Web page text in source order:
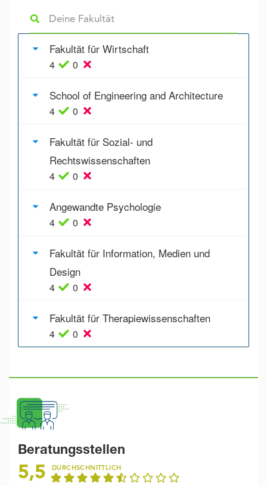
Fakultät für Wirtschaft
4 0
School of Engineering and Architecture
4 0
Fakultät für Sozial- und
Rechtswissenschaften
4 0
Angewandte Psychologie
4 0
Fakultät für Information, Medien und
Design
4 0
Fakultät für Therapiewissenschaften
4 0
Beratungsstellen
5,5 DURCHSCHNITTLICH